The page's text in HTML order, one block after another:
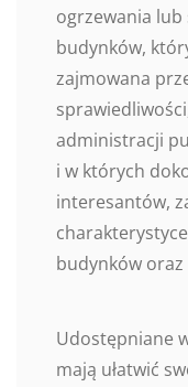
ogrzewania
budynków,
zajmowana
administracji
i w których
interesantów,
budynków
Udostępniane
mają ułatwić